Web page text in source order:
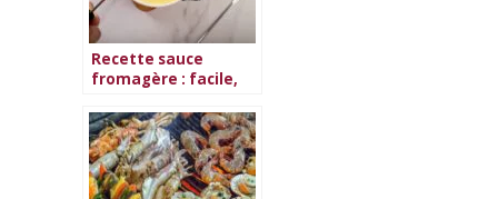
Recette sauce
fromagère : facile,
parfaite pour tous
les plats